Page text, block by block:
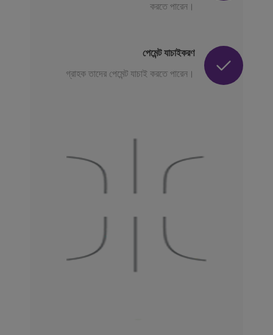
করতে পারেন।
পেমেন্ট যাচাইকরণ
গ্রাহক তাদের পেমেন্ট যাচাই করতে পারেন।